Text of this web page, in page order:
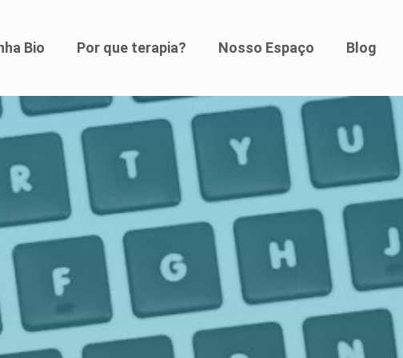
Bio Por que terapia? Nosso Espaço Blog